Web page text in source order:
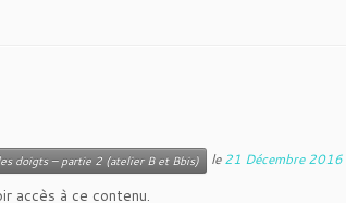
doigts – partie 2 (atelier B et Bbis) le21 Décembre 2016
accès à ce contenu.